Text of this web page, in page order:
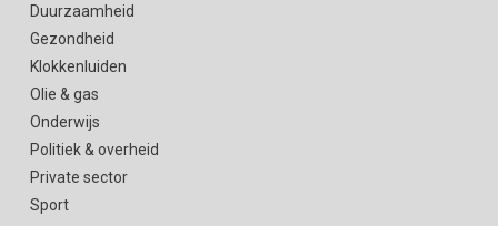
Duurzaamheid
Gezondheid
Klokkenluiden
Olie & gas
Onderwijs
Politiek & overheid
Private sector
Sport